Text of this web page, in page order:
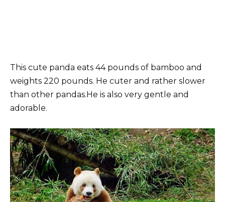
This cute panda eats 44 pounds of bamboo and
weights 220 pounds. He cuter and rather slower
than other pandas.He is also very gentle and
adorable.